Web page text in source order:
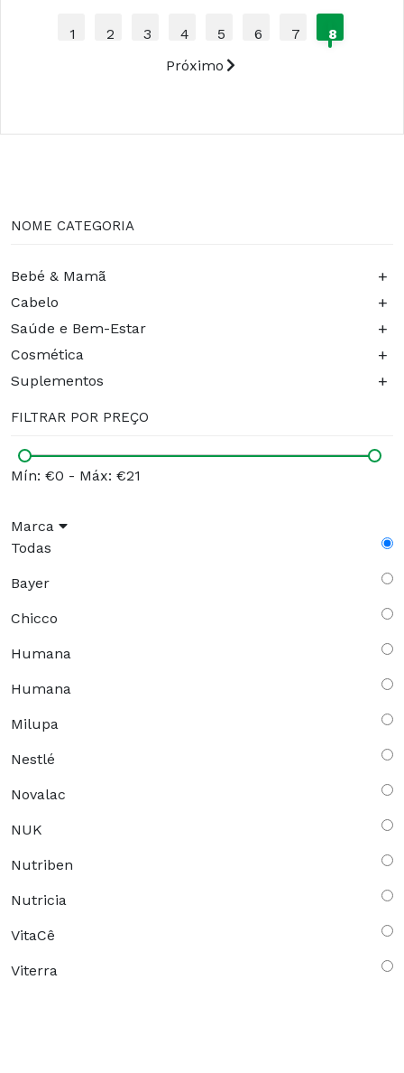
1 2 3 4 5 6 7
8
Próximo
NOME CATEGORIA
Bebé & Mamã +
Cabelo +
Saúde e Bem-Estar +
Cosmética +
Suplementos +
FILTRAR POR PREÇO
Mín: €0 - Máx: €21
Marca
Todas
Bayer
Chicco
Humana
Humana
Milupa
Nestlé
Novalac
NUK
Nutriben
Nutricia
VitaCê
Viterra